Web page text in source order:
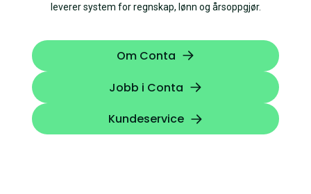
leverer system for regnskap, lønn og årsoppgjør.
Om Conta
Jobb i Conta
Kundeservice